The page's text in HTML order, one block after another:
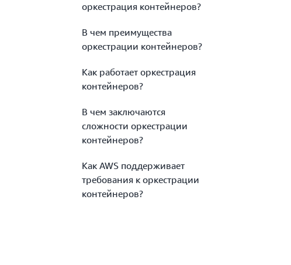
оркестрация контейнеров?
В чем преимущества
оркестрации контейнеров?
Как работает оркестрация
контейнеров?
В чем заключаются
сложности оркестрации
контейнеров?
Как AWS поддерживает
требования к оркестрации
контейнеров?